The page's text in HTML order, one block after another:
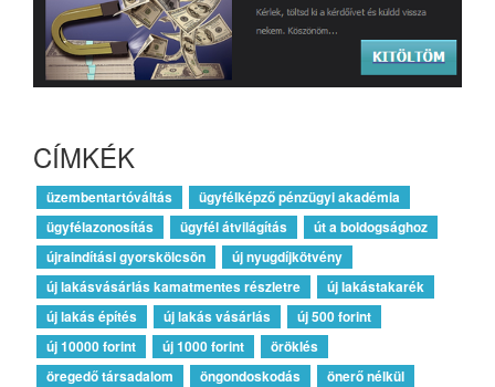
CÍMKÉK
üzembentartóváltás
ügyfélképző pénzügyi akadémia
ügyfélazonosítás
ügyfél átvilágítás
út a boldogsághoz
újraindítási gyorskölcsön
új nyugdíjkötvény
új lakásvásárlás kamatmentes részletre
új lakástakarék
új lakás építés
új lakás vásárlás
új 500 forint
új 10000 forint
új 1000 forint
öröklés
öregedő társadalom
öngondoskodás
önerő nélkül